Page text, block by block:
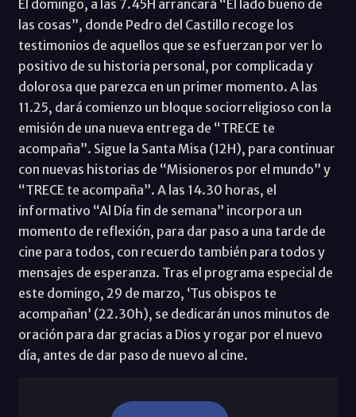
El domingo, a las 7.45H arrancará “El lado bueno de
las cosas”, donde Pedro del Castillo recoge los
testimonios de aquellos que se esfuerzan por ver lo
positivo de su historia personal, por complicada y
dolorosa que parezca en un primer momento. A las
11.25, dará comienzo un bloque sociorreligioso con la
emisión de una nueva entrega de “TRECE te
acompaña”. Sigue la Santa Misa (12H), para continuar
con nuevas historias de “Misioneros por el mundo” y
“TRECE te acompaña”. A las 14.30 horas, el
informativo “Al Día fin de semana” incorpora un
momento de reflexión, para dar paso a una tarde de
cine para todos, con recuerdo también para todos y
mensajes de esperanza. Tras el programa especial de
este domingo, 29 de marzo, ‘Tus obispos te
acompañan’ (22.30h), se dedicarán unos minutos de
oración para dar gracias a Dios y rogar por el nuevo
día, antes de dar paso de nuevo al cine.